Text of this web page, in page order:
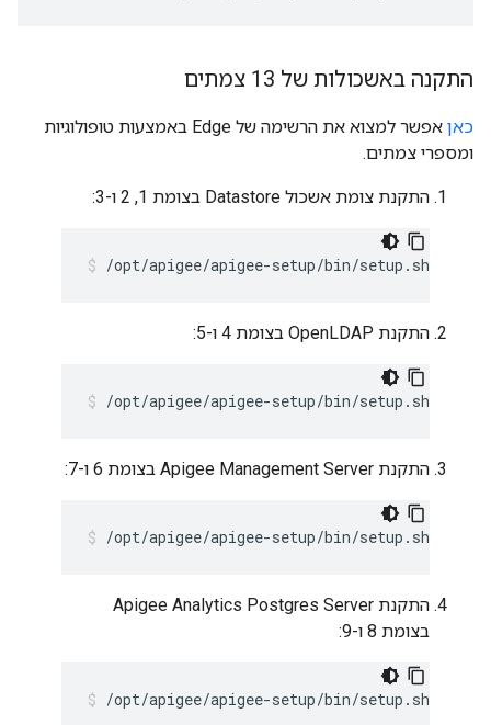
התקנה באשכולות של 13 צמתים
כאן
אפשר למצוא את הרשימה של Edge באמצעות טופולוגיות
ומספרי צמתים.
התקנת צומת אשכול Datastore בצומת 1, 2 ו-3:
/opt/apigee/apigee-setup/bin/setup.sh -p
התקנת OpenLDAP בצומת 4 ו-5:
/opt/apigee/apigee-setup/bin/setup.sh -p
התקנת Apigee Management Server בצומת 6 ו-7:
/opt/apigee/apigee-setup/bin/setup.sh -p
התקנת Apigee Analytics Postgres Server
בצומת 8 ו-9:
/opt/apigee/apigee-setup/bin/setup.sh -p